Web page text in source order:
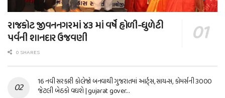
રાજકોટ જીવનનગરમાં ૪૩ માં વર્ષે હોળી-ધુળેટી
પર્વની શાનદાર ઉજવણી
0 SHARES
16 નવી સરકારી કોલેજો બનવાથી ગુજરાતમાં આર્ટ્સ, સાયન્સ, કોમર્સની 3000
જેટલી બેઠકો વધશે | gujarat gover…